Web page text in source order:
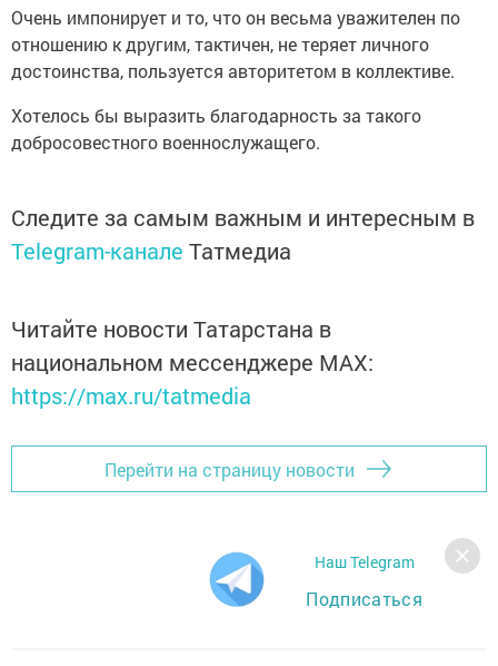
Очень импонирует и то, что он весьма уважителен по
отношению к другим, тактичен, не теряет личного
достоинства, пользуется авторитетом в коллективе.
Хотелось бы выразить благодарность за такого
добросовестного военнослужащего.
Следите за самым важным и интересным в
Telegram-канале Татмедиа
Читайте новости Татарстана в
национальном мессенджере MАХ:
https://max.ru/tatmedia
Перейти на страницу новости
Наш Telegram
Подписаться